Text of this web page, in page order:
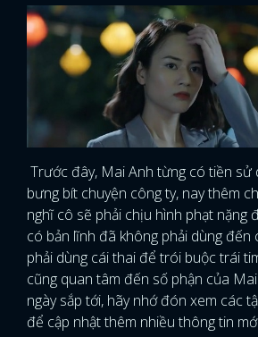
Trước đây, Mai Anh từng có tiền sử
bưng bít chuyện công ty, nay thêm
nghĩ cô sẽ phải chịu hình phạt nặng
có bản lĩnh đã không phải dùng đến
phải dùng cái thai để trói buộc trái
cũng quan tâm đến số phận của
ngày sắp tới, hãy nhớ đón xem các
để cập nhật thêm nhiều thông tin